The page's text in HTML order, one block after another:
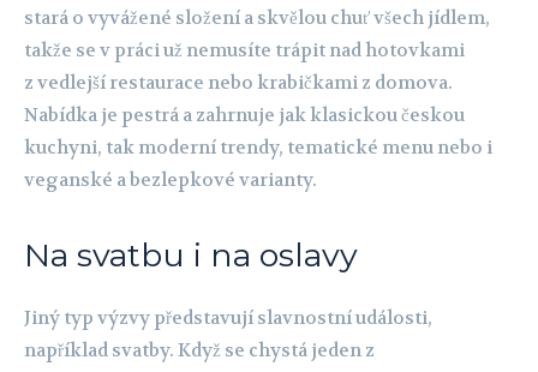
stará o vyvážené složení a skvělou chuť všech jídlem,
takže se v práci už nemusíte trápit nad hotovkami
z vedlejší restaurace nebo krabičkami z domova.
Nabídka je pestrá a zahrnuje jak klasickou českou
kuchyni, tak moderní trendy, tematické menu nebo i
veganské a bezlepkové varianty.
Na svatbu i na oslavy
Jiný typ výzvy představují slavnostní události,
například svatby. Když se chystá jeden z